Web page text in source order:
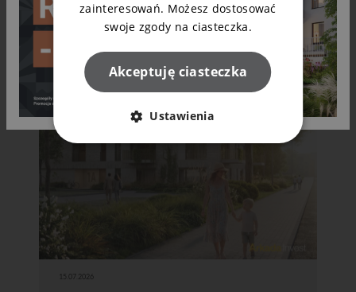
Czytaj dalej
15.07.2026
zainteresowań. Możesz dostosować
swoje zgody na ciasteczka.
Akceptuję ciasteczka
Ustawienia